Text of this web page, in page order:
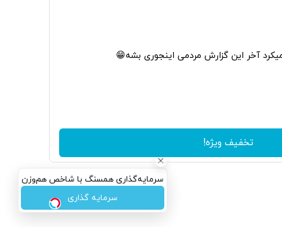
سرمایه‌گذاری همسنگ با شاخص هم‌وزن
سرمایه گذاری
آخر این گزارش مردمی اینجوری بشه😁
تخفیف ویژه!